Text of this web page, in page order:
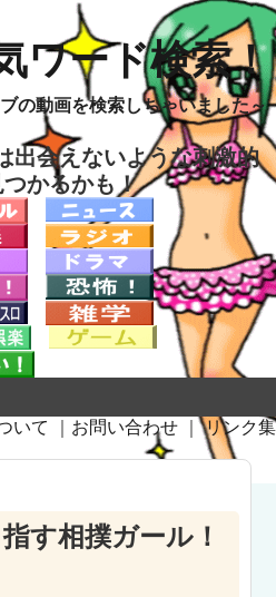
ワード検索！
の動画を検索しちゃいました～
出会えないような刺激的
つかるかも！
いて
お問い合わせ ｜リンク集
す相撲ガール！